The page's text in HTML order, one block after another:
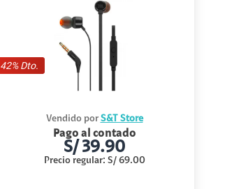
42% Dto.
Vendido por S&T Store
Pago al contado
S/ 39.90
Precio regular: S/ 69.00